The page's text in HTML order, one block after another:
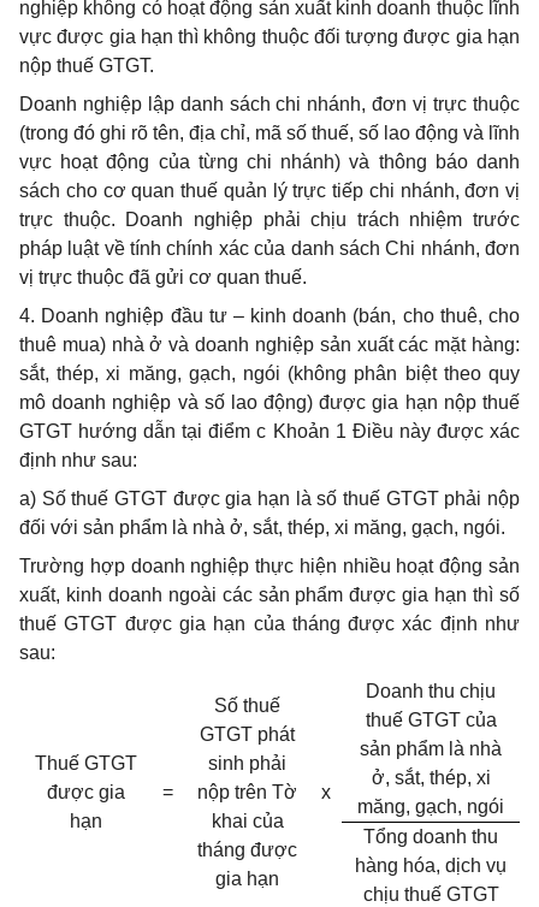
nghiệp không có hoạt động sản xuất kinh doanh thuộc lĩnh
vực được gia hạn thì không thuộc đối tượng được gia hạn
nộp thuế GTGT.
Doanh nghiệp lập danh sách chi nhánh, đơn vị trực thuộc
(trong đó ghi rõ tên, địa chỉ, mã số thuế, số lao động và lĩnh
vực hoạt động của từng chi nhánh) và thông báo danh
sách cho cơ quan thuế quản lý trực tiếp chi nhánh, đơn vị
trực thuộc. Doanh nghiệp phải chịu trách nhiệm trước
pháp luật về tính chính xác của danh sách Chi nhánh, đơn
vị trực thuộc đã gửi cơ quan thuế.
4. Doanh nghiệp đầu tư – kinh doanh (bán, cho thuê, cho
thuê mua) nhà ở và doanh nghiệp sản xuất các mặt hàng:
sắt, thép, xi măng, gạch, ngói (không phân biệt theo quy
mô doanh nghiệp và số lao động) được gia hạn nộp thuế
GTGT hướng dẫn tại điểm c Khoản 1 Điều này được xác
định như sau:
a) Số thuế GTGT được gia hạn là số thuế GTGT phải nộp
đối với sản phẩm là nhà ở, sắt, thép, xi măng, gạch, ngói.
Trường hợp doanh nghiệp thực hiện nhiều hoạt động sản
xuất, kinh doanh ngoài các sản phẩm được gia hạn thì số
thuế GTGT được gia hạn của tháng được xác định như
sau:
Thuế GTGT
được gia
hạn
=
Số thuế
GTGT phát
sinh phải
nộp trên Tờ
khai của
tháng được
gia hạn
x
Doanh thu chịu
thuế GTGT của
sản phẩm là nhà
ở, sắt, thép, xi
măng, gạch, ngói
Tổng doanh thu
hàng hóa, dịch vụ
chịu thuế GTGT